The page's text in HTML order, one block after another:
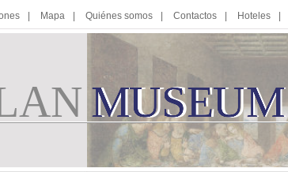
Mapa Quiénes somos Contactos Hoteles
MUSEUM
MUSEUM